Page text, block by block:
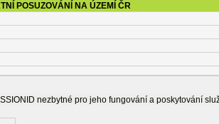
POSUZOVÁNÍ NA ÚZEMÍ ČR
OSTATNÍ INFORMACE
nezbytné pro jeho fungování a poskytování